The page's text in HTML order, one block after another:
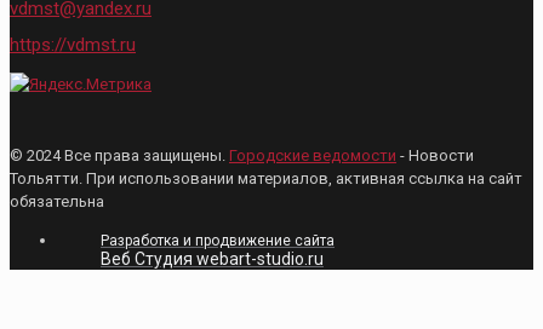
vdmst@yandex.ru
https://vdmst.ru
© 2024 Все права защищены. Городские ведомости - Новости
Тольятти. При использовании материалов, активная ссылка на сайт
обязательна
Разработка и продвижение сайта
Веб Студия webart-studio.ru